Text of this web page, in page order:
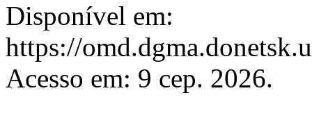
Disponível em:
https://
Acesso em: 9 сер. 2026.